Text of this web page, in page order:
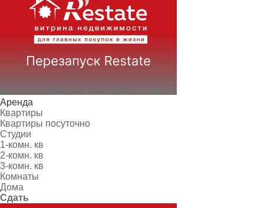
Аренда
Квартиры
Квартиры посуточно
Студии
1-комн. кв
2-комн. кв
3-комн. кв
Комнаты
Дома
Сдать